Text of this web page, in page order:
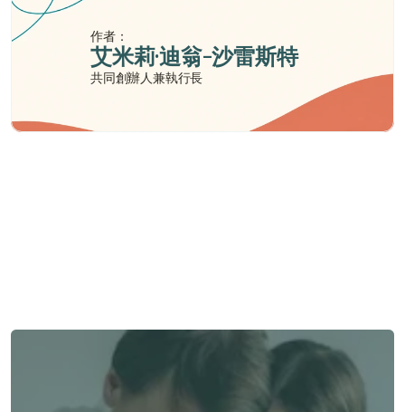
作者：
艾米莉·迪翁-沙雷斯特
共同創辦人兼執行長